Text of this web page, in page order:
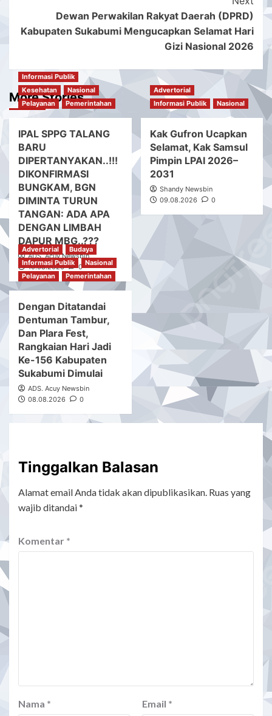
Dewan Perwakilan Rakyat Daerah (DPRD)
Kabupaten Sukabumi Mengucapkan Selamat Hari
Gizi Nasional 2026
More Stories
Informasi Publik
Kesehatan
Nasional
Pelayanan
Pemerintahan
IPAL SPPG TALANG
BARU
DIPERTANYAKAN..!!!
DIKONFIRMASI
BUNGKAM, BGN
DIMINTA TURUN
TANGAN: ADA APA
DENGAN LIMBAH
DAPUR MBG..???
ADS. Acuy Newsbin
10.08.2026
0
Advertorial
Informasi Publik
Nasional
Kak Gufron Ucapkan
Selamat, Kak Samsul
Pimpin LPAI 2026–
2031
Shandy Newsbin
09.08.2026
0
Advertorial
Budaya
Informasi Publik
Nasional
Pelayanan
Pemerintahan
Dengan Ditatandai
Dentuman Tambur,
Dan Plara Fest,
Rangkaian Hari Jadi
Ke-156 Kabupaten
Sukabumi Dimulai
ADS. Acuy Newsbin
08.08.2026
0
Tinggalkan Balasan
Alamat email Anda tidak akan dipublikasikan. Ruas yang
wajib ditandai*
Komentar *
Nama * Email *